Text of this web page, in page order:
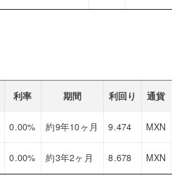
利率 期間 利回り 通貨
0.00% 約9年10ヶ月 9.474 MXN
0.00% 約3年2ヶ月 8.678 MXN